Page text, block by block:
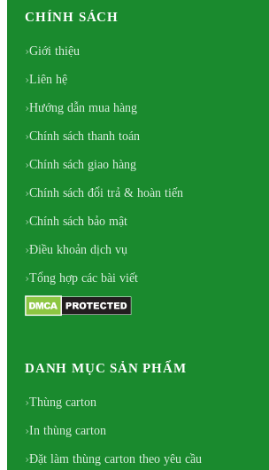
CHÍNH SÁCH
Giới thiệu
Liên hệ
Hướng dẫn mua hàng
Chính sách thanh toán
Chính sách giao hàng
Chính sách đổi trả & hoàn tiến
Chính sách bảo mật
Điều khoản dịch vụ
Tổng hợp các bài viết
DANH MỤC SẢN PHẨM
Thùng carton
In thùng carton
Đặt làm thùng carton theo yêu cầu